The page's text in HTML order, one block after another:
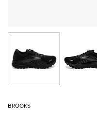
BROOKS